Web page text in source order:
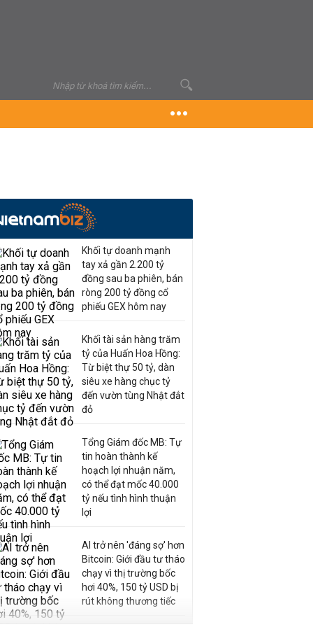
Khối tự doanh mạnh
tay xả gần 2.200 tỷ
đồng sau ba phiên, bán
ròng 200 tỷ đồng cổ
phiếu GEX hôm nay
Khối tài sản hàng trăm
tỷ của Huấn Hoa Hồng:
Từ biệt thự 50 tỷ, dàn
siêu xe hàng chục tỷ
đến vườn tùng Nhật đắt
đỏ
Tổng Giám đốc MB: Tự
tin hoàn thành kế
hoạch lợi nhuận năm,
có thể đạt mốc 40.000
tỷ nếu tình hình thuận
lợi
AI trở nên 'đáng sợ' hơn
Bitcoin: Giới đầu tư tháo
chạy vì thị trường bốc
hơi 40%, 150 tỷ USD bị
rút không thương tiếc